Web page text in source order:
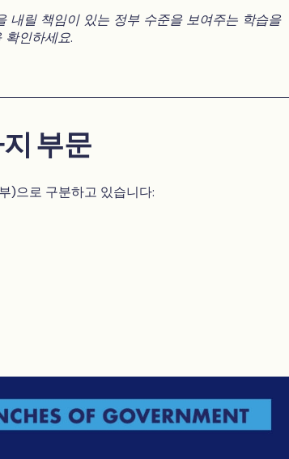
내릴 책임이 있는 정부 수준을 보여주는 학습을
인하세요.
부문
)으로 구분하고 있습니다: